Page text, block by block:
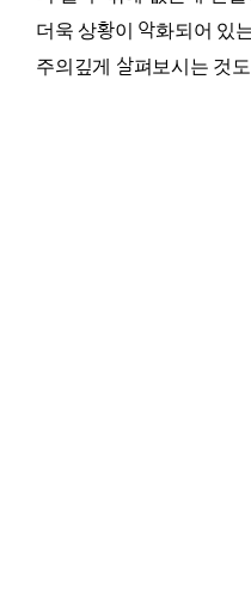
더욱 상황이 악화되어 있
주의깊게 살펴보시는 것